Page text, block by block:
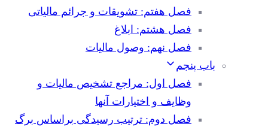
فصل هفتم: تشویقات و جرائم مالیاتی
فصل هشتم: ابلاغ
فصل نهم: وصول مالیات
باب پنجم
فصل اول: مراجع تشخیص مالیات و
وظایف و اختیارات آنها
فصل دوم: ترتیب رسیدگی براساس برگ